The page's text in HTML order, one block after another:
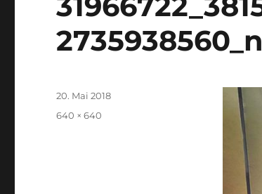
Veröffentlicht
20. Mai 2018
Originalgröße
640 × 640